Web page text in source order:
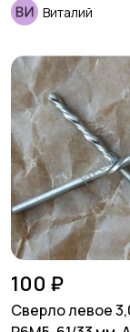
Шкафы и
Виталий
100 ₽
Сверло левое